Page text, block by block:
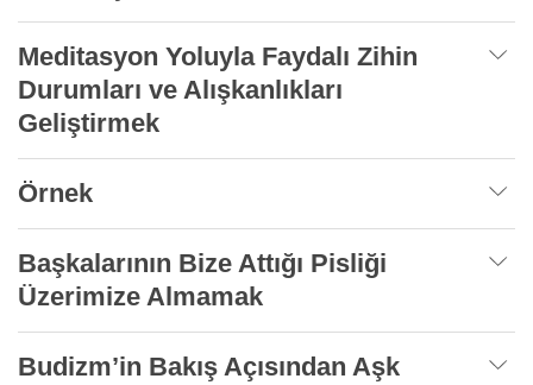
Meditasyon Yoluyla Faydalı Zihin
Durumları ve Alışkanlıkları
Geliştirmek
Örnek
Başkalarının Bize Attığı Pisliği
Üzerimize Almamak
Budizm’in Bakış Açısından Aşk